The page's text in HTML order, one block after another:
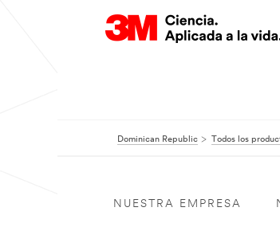
Dominican Republic Todos los
NUESTRA EMPRESA